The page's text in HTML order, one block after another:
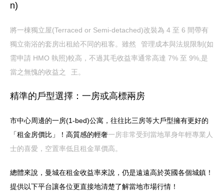
n)
將一棟獨立屋(Terraced or Semi-detached)改裝為 4 至 6 間帶有
獨立衛浴的套房出租給不同的租客。雖然
管理成本與法規限制(如
需申請 HMO 執照)較高，不過其毛收益率通常高達 7% 至 9%,是
當之無愧的收益之
王。
精準的戶型選擇：一房或高標兩房
市中心周邊的一房(1-bed)公寓，往往比三房等大戶型擁有更好的
「租金房價比」！高質感的輕奢一房非常受到當地單身年輕專業人
士的喜愛，空置率低且租金單價高。
總體來說，曼城在租金收益率來說，仍是遠遠高於英國各個城鎮！
提供以下平台讓各位更直接地清楚了解當地市場行情！